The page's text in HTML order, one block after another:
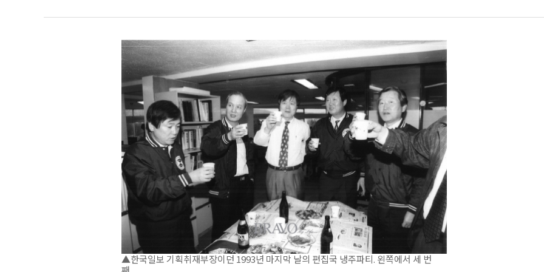
▲한국일보 기획취재부장이던 1993년 마지막 날의 편집국 냉주파티. 왼쪽에서 세 번